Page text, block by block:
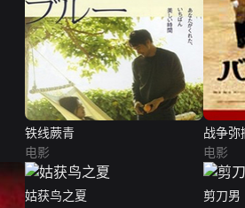
铁线蕨青
电影
战争弥
电影
姑获鸟之夏
剪刀男